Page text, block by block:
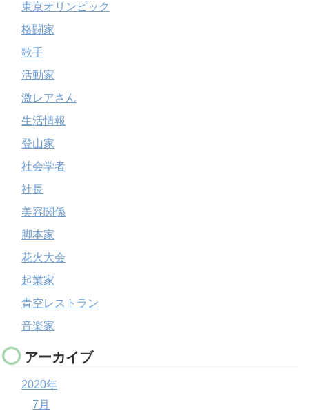
東京オリンピック
格闘家
歌手
活動家
激レアさん
生活情報
登山家
社会学者
社長
美容関係
脚本家
花火大会
起業家
青空レストラン
音楽家
アーカイブ
2020年
7月